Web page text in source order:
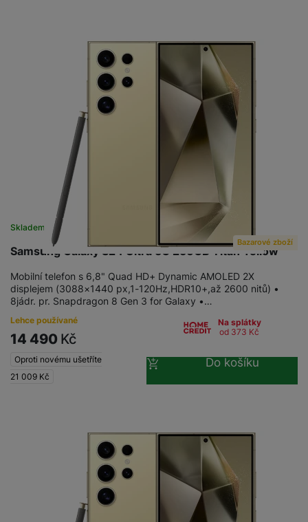
Samsung Galaxy S24 Ultra 5G 256GB Titan Yellow
Skladem na prodejně
Bazarové zboží
Mobilní telefon s 6,8" Quad HD+ Dynamic AMOLED 2X
displejem (3088×1440 px,1-120Hz,HDR10+,až 2600 nitů) •
8jádr. pr. Snapdragon 8 Gen 3 for Galaxy •…
Lehce používané
14 490 Kč
Oproti novému ušetříte
21 009 Kč
Na splátky
od 373 Kč
Do košíku